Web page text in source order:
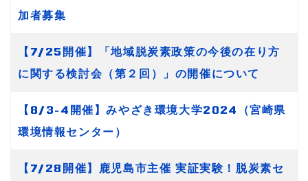
加者募集
【7/25開催】「地域脱炭素政策の今後の在り方
に関する検討会（第２回）」の開催について
【8/3-4開催】みやざき環境大学2024（宮崎県
環境情報センター）
【7/28開催】鹿児島市主催 実証実験！脱炭素セ